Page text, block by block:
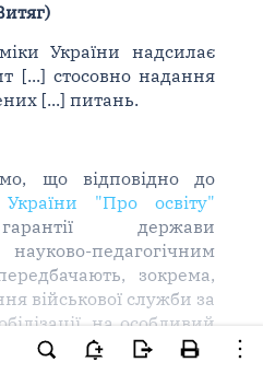
України надсилає
[...] стосовно надання
[...] питань.
що відповідно до
"Про освіту"
держави
педагогічним
зокрема,
військової служби за
на особливий
служби за призовом